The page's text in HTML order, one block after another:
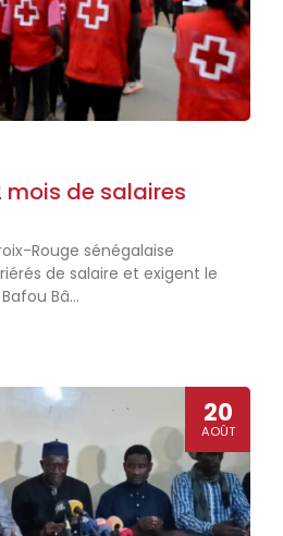
mois de salaires
Rouge sénégalaise
de salaire et exigent le
Bâ...
20
AOÛT